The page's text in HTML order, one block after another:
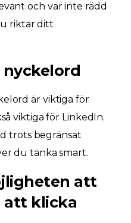
och var inte rädd
riktar ditt
nyckelord
är viktiga för
viktiga för LinkedIn.
trots begränsat
du tänka smart.
att
att klicka